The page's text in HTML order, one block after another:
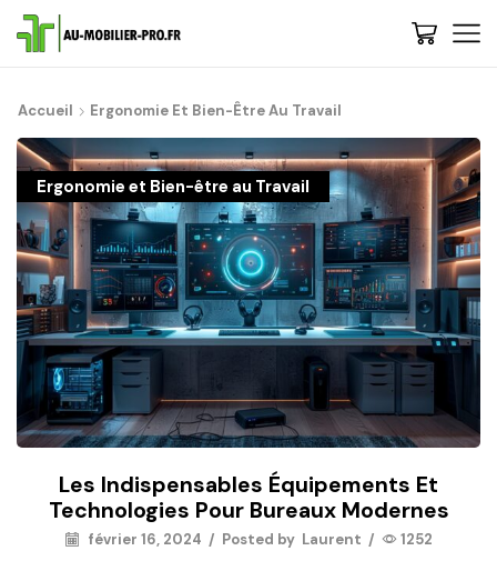
Accueil Ergonomie Et Bien-Être Au Travail
Ergonomie et Bien-être au Travail
Les Indispensables Équipements Et
Technologies Pour Bureaux Modernes
février 16, 2024 / Posted by Laurent / 1252
De : Au-Mobilier-Pro
gammes et choisir votre style - Cliquez-ici | 💡 Trop de choix ? Besoin
de conseils ? Contactez-nous, on vous rappelle...